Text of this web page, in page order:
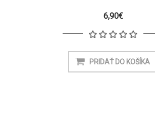
6,90€